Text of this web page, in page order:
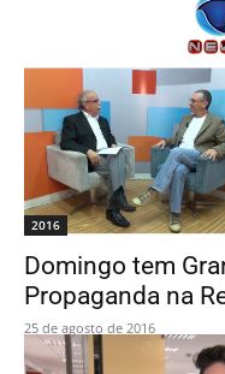
2016
Domingo tem
Propaganda na
25 de agosto de 2016